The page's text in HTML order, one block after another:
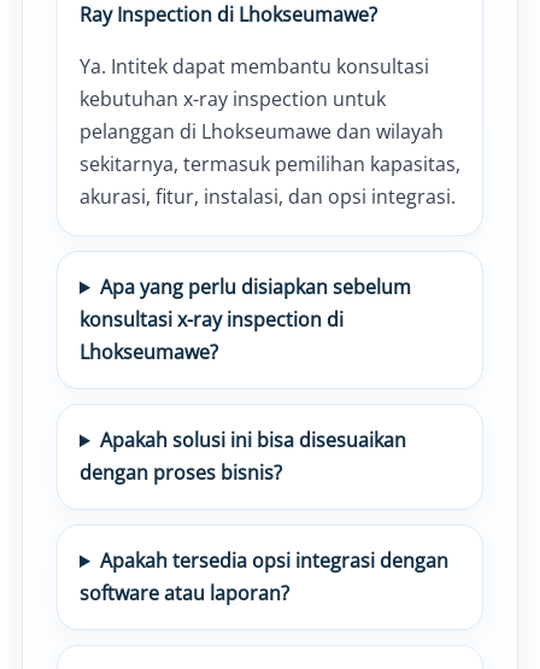
Ray Inspection di Lhokseumawe?
Ya. Intitek dapat membantu konsultasi
kebutuhan x-ray inspection untuk
pelanggan di Lhokseumawe dan wilayah
sekitarnya, termasuk pemilihan kapasitas,
akurasi, fitur, instalasi, dan opsi integrasi.
Apa yang perlu disiapkan sebelum
konsultasi x-ray inspection di
Lhokseumawe?
Apakah solusi ini bisa disesuaikan
dengan proses bisnis?
Apakah tersedia opsi integrasi dengan
software atau laporan?